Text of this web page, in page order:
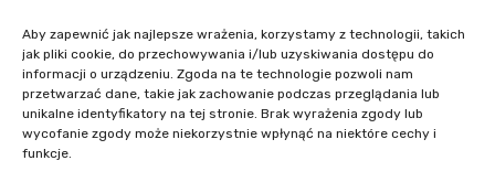
Aby zapewnić jak najlepsze wrażenia, korzystamy z technologii, takich
jak pliki cookie, do przechowywania i/lub uzyskiwania dostępu do
informacji o urządzeniu. Zgoda na te technologie pozwoli nam
przetwarzać dane, takie jak zachowanie podczas przeglądania lub
unikalne identyfikatory na tej stronie. Brak wyrażenia zgody lub
wycofanie zgody może niekorzystnie wpłynąć na niektóre cechy i
funkcje.
MENU